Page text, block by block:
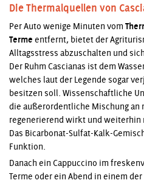
Die Thermalquellen von
Per Auto wenige Minuten vom
Terme entfernt, bietet der
Alltagsstress abzuschalten und
Der Ruhm Cascianas ist dem
welches laut der Legende sogar
besitzen soll. Wissenschaftliche
die außerordentliche Mischung an
regenerierend wirkt und
Das Bicarbonat-Sulfat-Kalk-
Funktion.
Danach ein Cappuccino im
Terme oder ein Abend in einem